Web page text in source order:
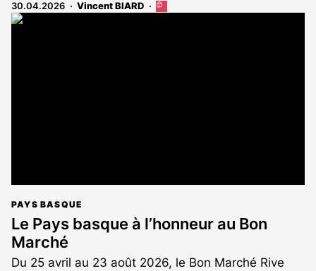
30.04.2026 Vincent BIARD
Cet
PAYS BASQUE
Le Pays basque à l’honneur au Bon
Marché
Du 25 avril au 23 août 2026, le Bon Marché Rive